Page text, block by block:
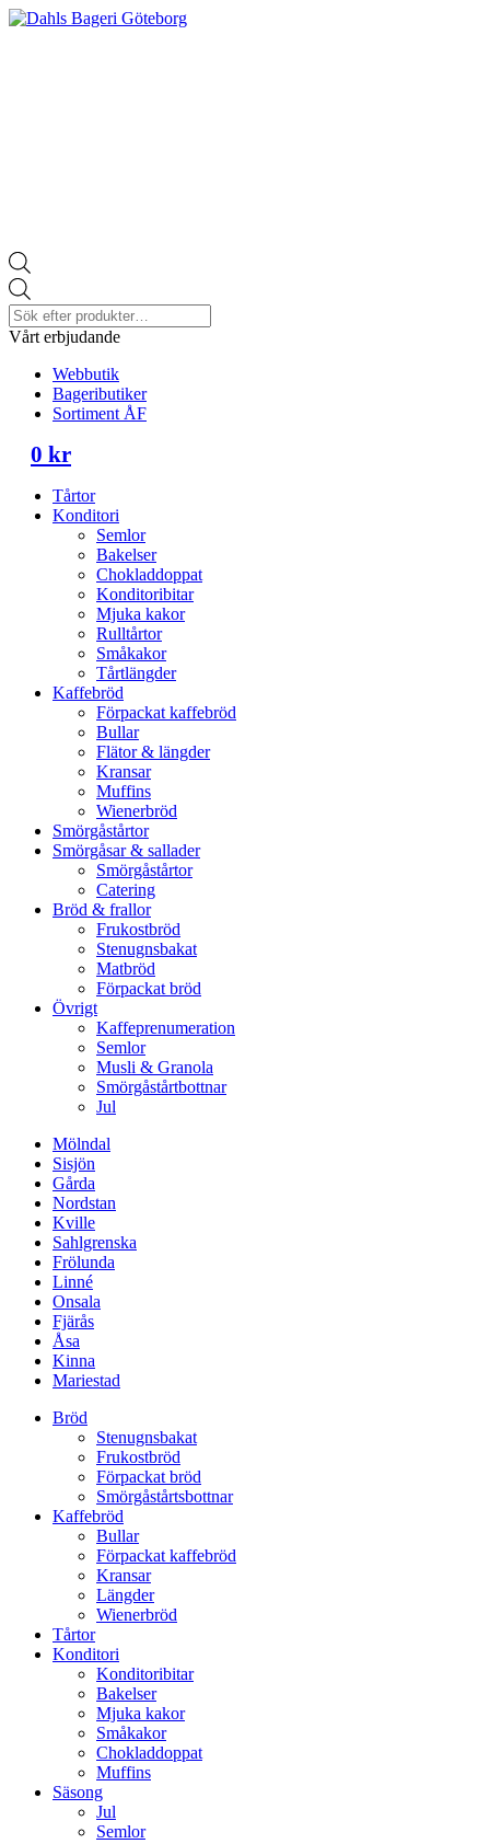
search
Vårt erbjudande
Webbutik
Bageributiker
Sortiment ÅF
0 kr
Tårtor
Konditori
Semlor
Bakelser
Chokladdoppat
Konditoribitar
Mjuka kakor
Rulltårtor
Småkakor
Tårtlängder
Kaffebröd
Förpackat kaffebröd
Bullar
Flätor & längder
Kransar
Muffins
Wienerbröd
Smörgåstårtor
Smörgåsar & sallader
Smörgåstårtor
Catering
Bröd & frallor
Frukostbröd
Stenugnsbakat
Matbröd
Förpackat bröd
Övrigt
Kaffeprenumeration
Semlor
Musli & Granola
Smörgåstårtbottnar
Jul
Mölndal
Sisjön
Gårda
Nordstan
Kville
Sahlgrenska
Frölunda
Linné
Onsala
Fjärås
Åsa
Kinna
Mariestad
Bröd
Stenugnsbakat
Frukostbröd
Förpackat bröd
Smörgåstårtsbottnar
Kaffebröd
Bullar
Förpackat kaffebröd
Kransar
Längder
Wienerbröd
Tårtor
Konditori
Konditoribitar
Bakelser
Mjuka kakor
Småkakor
Chokladdoppat
Muffins
Säsong
Jul
Semlor